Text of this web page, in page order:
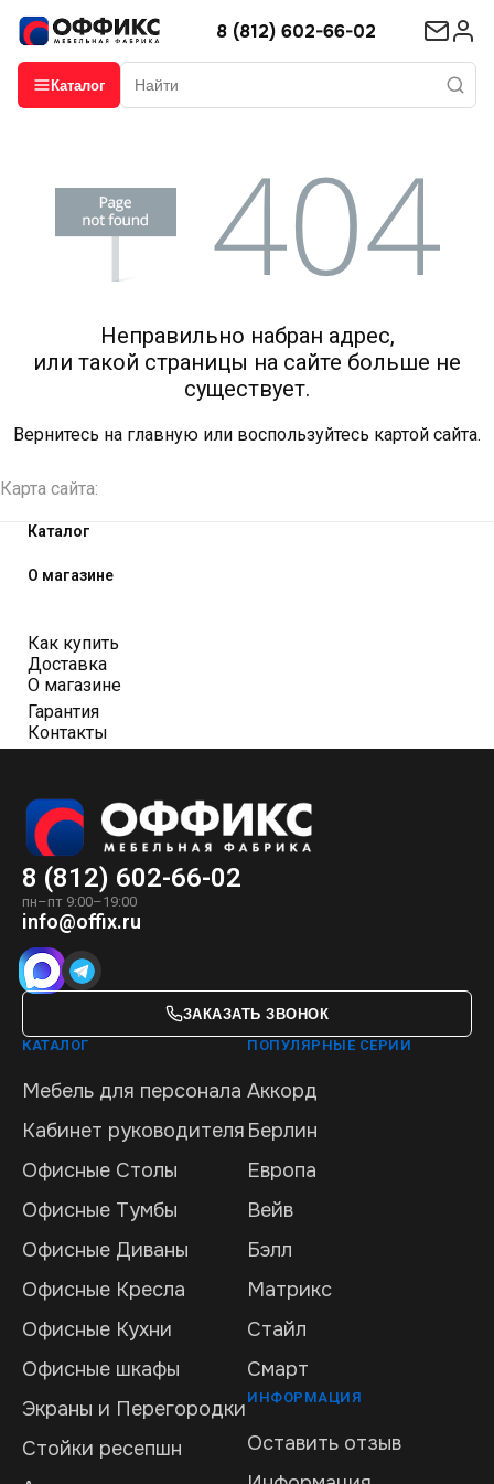
8 (812) 602-66-02
Каталог
Неправильно набран адрес,
или такой страницы на сайте больше не
существует.
Вернитесь на главную или воспользуйтесь картой сайта.
Карта сайта:
Каталог
О магазине
Как купить
Доставка
О магазине
Гарантия
Контакты
8 (812) 602-66-02
пн–пт 9:00–19:00
info@offix.ru
ЗАКАЗАТЬ ЗВОНОК
КАТАЛОГ
Мебель для персонала
Кабинет руководителя
Офисные Столы
Офисные Тумбы
Офисные Диваны
Офисные Кресла
Офисные Кухни
Офисные шкафы
Экраны и Перегородки
Стойки ресепшн
ПОПУЛЯРНЫЕ СЕРИИ
Аккорд
Берлин
Европа
Вейв
Бэлл
Матрикс
Стайл
Смарт
ИНФОРМАЦИЯ
Оставить отзыв